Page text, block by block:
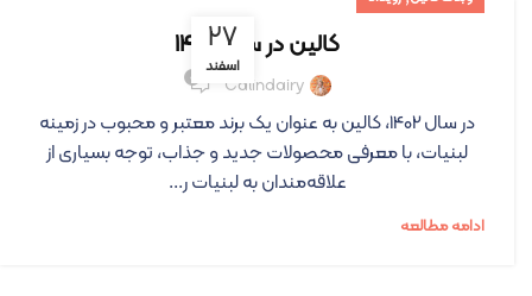
۲۷
اسفند
کالین در سال ۱۴۰۲
Calindairy ۰
در سال 1402، کالین به عنوان یک برند معتبر و محبوب در زمینه
لبنیات، با معرفی محصولات جدید و جذاب، توجه بسیاری از
علاقه‌مندان به لبنیات ر...
ادامه مطالعه